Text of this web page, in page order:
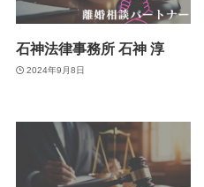
石神法律事務所 石神 淳
2024年9月8日